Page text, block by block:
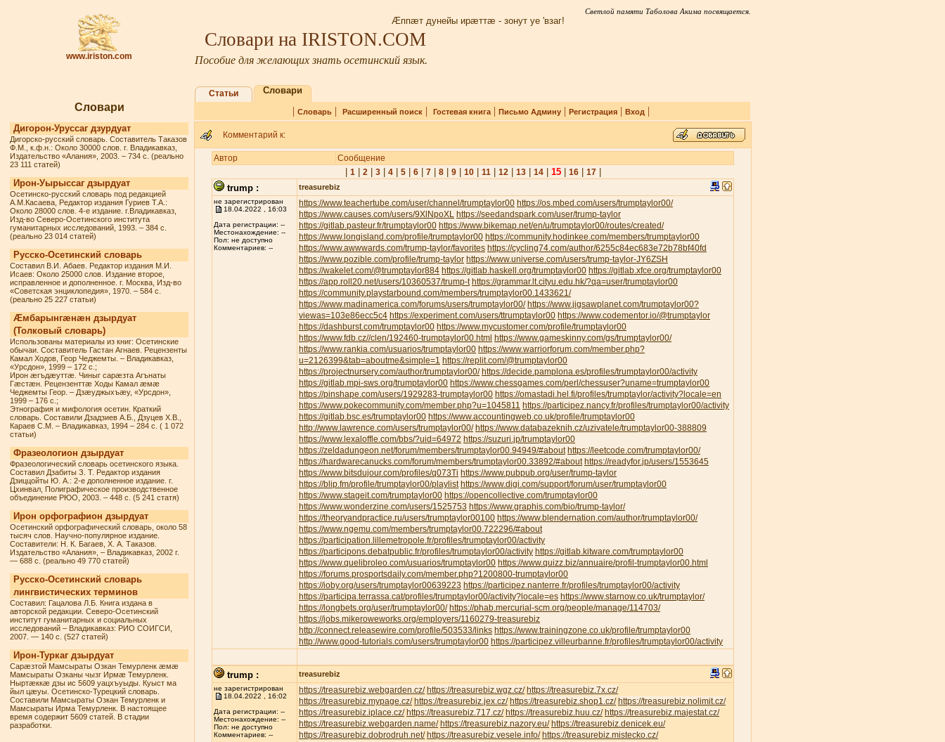
www.iriston.com
Светлой памяти Таболова Акима посвящается.
Æппæт дунейы ирæттæ - зонут уе 'взаг!
Словари на IRISTON.COM
Пособие для желающих знать осетинский язык.
Словари
Дигорон-Уруссаг дзурдуат
Дигорско-русский словарь. Составитель Таказов
Ф.М., к.ф.н.: Около 30000 слов. г. Владикавказ,
Издательство «Алания», 2003. – 734 с. (реально
23 111 статей)
Ирон-Уырыссаг дзырдуат
Осетинско-русский словарь под редакцией
А.М.Касаева, Редактор издания Гуриев Т.А.:
Около 28000 слов. 4-е издание. г.Владикавказ,
Изд-во Северо-Осетинского института
гуманитарных исследований, 1993. – 384 с.
(реально 23 014 статей)
Русско-Осетинский словарь
Составил В.И. Абаев. Редактор издания М.И.
Исаев: Около 25000 слов. Издание второе,
исправленное и дополненное. г. Москва, Изд-во
«Советская энциклопедия», 1970. – 584 с.
(реально 25 227 статьи)
Æмбарынгæнæн дзырдуат
(Толковый словарь)
Использованы материалы из книг: Осетинские
обычаи. Составитель Гастан Агнаев. Рецензенты
Камал Ходов, Геор Чеджемты. – Владикавказ,
«Урсдон», 1999 – 172 с.;
Ирон æгъдæуттæ. Чиныг сарæзта Агънаты
Гæстæн. Рецензенттæ Ходы Камал æмæ
Чеджемты Геор. – Дзæуджыхъæу, «Урсдон»,
1999 – 176 с.;
Этнография и мифология осетин. Краткий
словарь. Составили Дзадзиев А.Б., Дзуцев Х.В.,
Караев С.М. – Владикавказ, 1994 – 284 с. ( 1 072
статьи)
Фразеологион дзырдуат
Фразеологический словарь осетинского языка.
Составил Дзабиты З. Т. Редактор издания
Дзиццойты Ю. А.: 2-е дополненное издание. г.
Цхинвал, Полиграфическое производственное
объединение РЮО, 2003. – 448 с. (5 241 статя)
Ирон орфографион дзырдуат
Осетинский орфографический словарь, около 58
тысяч слов. Научно-популярное издание.
Составители: Н. К. Багаев, Х. А. Таказов.
Издательство «Алания», – Владикавказ, 2002 г.
— 688 с. (реально 49 770 статей)
Русско-Осетинский словарь
лингвистических терминов
Составил: Гацалова Л.Б. Книга издана в
авторской редакции. Северо-Осетинский
институт гуманитарных и социальных
исследований – Владикавказ: РИО СОИГСИ,
2007. — 140 с. (527 статей)
Ирон-Туркаг дзырдуат
Сарæзтой Мамсыраты Озкан Темурленк æмæ
Мамсыраты Озканы чызг Ирмæ Темурленк.
Ныртæккæ дзы ис 5609 уацхъуыды. Куыст ма
йыл цæуы. Осетинско-Турецкий словарь.
Составили Мамсыраты Озкан Темурленк и
Мамсыраты Ирма Темурленк. В настоящее
время содержит 5609 статей. В стадии
разработки.
Статьи Словари
| Словарь| Расширенный поиск| Гостевая книга| Письмо Админу| Регистрация| Вход |
Комментарий к:
Автор Сообщение
1| 2| 3| 4| 5| 6| 7| 8| 9| 10| 11| 12| 13| 14| 15| 16| 17|
trump :
treasurebiz
не зарегистрирован
18.04.2022 , 16:03
Дата регистрации: --
Местонахождение: --
Пол: не доступно
Комментариев: --
https://www.teachertube.com/user/channel/trumptaylor00 https://os.mbed.com/users/trumptaylor00/
https://www.causes.com/users/9XlNpoXL https://seedandspark.com/user/trump-taylor
https://gitlab.pasteur.fr/trumptaylor00 https://www.bikemap.net/en/u/trumptaylor00/routes/created/
https://www.longisland.com/profile/trumptaylor00 https://community.hodinkee.com/members/trumptaylor00
https://www.awwwards.com/trump-taylor/favorites https://cycling74.com/author/6255c84ec683e72b78bf40fd
https://www.pozible.com/profile/trump-taylor https://www.universe.com/users/trump-taylor-JY6ZSH
https://wakelet.com/@trumptaylor884 https://gitlab.haskell.org/trumptaylor00 https://gitlab.xfce.org/trumptaylor00
https://app.roll20.net/users/10360537/trump-t https://grammar.lt.cityu.edu.hk/?qa=user/trumptaylor00
https://community.playstarbound.com/members/trumptaylor00.1433621/
https://www.madinamerica.com/forums/users/trumptaylor00/ https://www.jigsawplanet.com/trumptaylor00?
viewas=103e86ecc5c4 https://experiment.com/users/ttrumptaylor00 https://www.codementor.io/@trumptaylor
https://dashburst.com/trumptaylor00 https://www.mycustomer.com/profile/trumptaylor00
https://www.fdb.cz//clen/192460-trumptaylor00.html https://www.gameskinny.com/gs/trumptaylor00/
https://www.rankia.com/usuarios/trumptaylor00 https://www.warriorforum.com/member.php?
u=2126399&tab=aboutme&simple=1 https://replit.com/@trumptaylor00
https://projectnursery.com/author/trumptaylor00/ https://decide.pamplona.es/profiles/trumptaylor00/activity
https://gitlab.mpi-sws.org/trumptaylor00 https://www.chessgames.com/perl/chessuser?uname=trumptaylor00
https://pinshape.com/users/1929283-trumptaylor00 https://omastadi.hel.fi/profiles/trumptaylor/activity?locale=en
https://www.pokecommunity.com/member.php?u=1045811 https://participez.nancy.fr/profiles/trumptaylor00/activity
https://gitlab.bsc.es/trumptaylor00 https://www.accountingweb.co.uk/profile/trumptaylor00
http://www.lawrence.com/users/trumptaylor00/ https://www.databazeknih.cz/uzivatele/trumptaylor00-388809
https://www.lexaloffle.com/bbs/?uid=64972 https://suzuri.jp/trumptaylor00
https://zeldadungeon.net/forum/members/trumptaylor00.94949/#about https://leetcode.com/trumptaylor00/
https://hardwarecanucks.com/forum/members/trumptaylor00.33892/#about https://readyfor.jp/users/1553645
https://www.bitsdujour.com/profiles/q073Ti https://www.pubpub.org/user/trump-taylor
https://blip.fm/profile/trumptaylor00/playlist https://www.digi.com/support/forum/user/trumptaylor00
https://www.stageit.com/trumptaylor00 https://opencollective.com/trumptaylor00
https://www.wonderzine.com/users/1525753 https://www.graphis.com/bio/trump-taylor/
https://theoryandpractice.ru/users/trumptaylor00100 https://www.blendernation.com/author/trumptaylor00/
https://www.ngemu.com/members/trumptaylor00.722296/#about
https://participation.lillemetropole.fr/profiles/trumptaylor00/activity
https://participons.debatpublic.fr/profiles/trumptaylor00/activity https://gitlab.kitware.com/trumptaylor00
https://www.quelibroleo.com/usuarios/trumptaylor00 https://www.quizz.biz/annuaire/profil-trumptaylor00.html
https://forums.prosportsdaily.com/member.php?1200800-trumptaylor00
https://ioby.org/users/trumptaylor00639223 https://participez.nanterre.fr/profiles/trumptaylor00/activity
https://participa.terrassa.cat/profiles/trumptaylor00/activity?locale=es https://www.starnow.co.uk/trumptaylor/
https://longbets.org/user/trumptaylor00/ https://phab.mercurial-scm.org/people/manage/114703/
https://jobs.mikeroweworks.org/employers/1160279-treasurebiz
http://connect.releasewire.com/profile/503533/links https://www.trainingzone.co.uk/profile/trumptaylor00
http://www.good-tutorials.com/users/trumptaylor00 https://participez.villeurbanne.fr/profiles/trumptaylor00/activity
trump : treasurebiz
не зарегистрирован
18.04.2022 , 16:02
Дата регистрации: --
Местонахождение: --
Пол: не доступно
Комментариев: --
https://treasurebiz.webgarden.cz/ https://treasurebiz.wgz.cz/ https://treasurebiz.7x.cz/
https://treasurebiz.mypage.cz/ https://treasurebiz.jex.cz/ https://treasurebiz.shop1.cz/ https://treasurebiz.nolimit.cz/
https://treasurebiz.iplace.cz/ https://treasurebiz.717.cz/ https://treasurebiz.huu.cz/ https://treasurebiz.majestat.cz/
https://treasurebiz.webgarden.name/ https://treasurebiz.nazory.eu/ https://treasurebiz.denicek.eu/
https://treasurebiz.dobrodruh.net/ https://treasurebiz.vesele.info/ https://treasurebiz.mistecko.cz/